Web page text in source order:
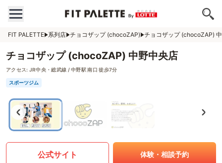
FIT PALETTE 系列店 チョコザップ (chocoZAP) チョコザップ (chocoZAP)
チョコザップ (chocoZAP) 中野中央店
アクセス: JR中央・総武線 / 中野駅 南口 徒歩7分
スポーツジム
公式サイト 体験・相談予約